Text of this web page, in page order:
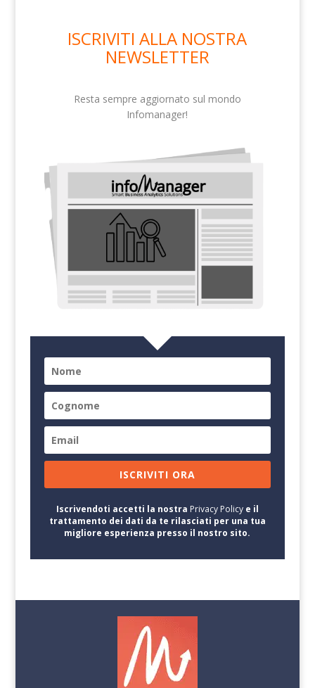
ISCRIVITI ALLA NOSTRA
NEWSLETTER
Resta sempre aggiornato sul mondo
Infomanager!
ISCRIVITI ORA
Iscrivendoti accetti la nostra Privacy Policye il
trattamento dei dati da te rilasciati per una tua
migliore esperienza presso il nostro sito.